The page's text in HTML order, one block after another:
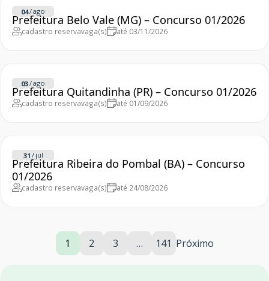
04/ago
Prefeitura Belo Vale (MG) – Concurso 01/2026
cadastro reservavaga(s) até 03/11/2026
03/ago
Prefeitura Quitandinha (PR) – Concurso 01/2026
cadastro reservavaga(s) até 01/09/2026
31 / jul
Prefeitura Ribeira do Pombal (BA) – Concurso
01/2026
cadastro reservavaga(s) até 24/08/2026
1 2 3 … 141 Próximo